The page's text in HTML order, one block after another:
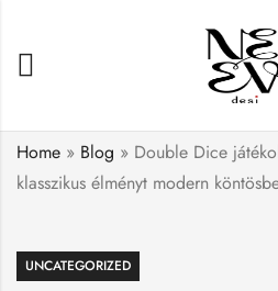
Home » Blog » Double Dice
klasszikus élményt modern
UNCATEGORIZED